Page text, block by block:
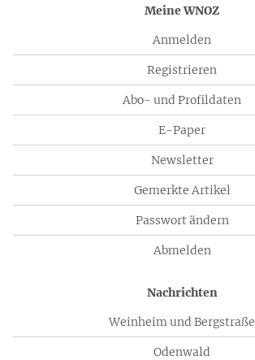
Meine WNOZ
Anmelden
Registrieren
Abo- und Profildaten
E-Paper
Newsletter
Gemerkte Artikel
Passwort ändern
Abmelden
Nachrichten
Weinheim und Bergstraße
Odenwald